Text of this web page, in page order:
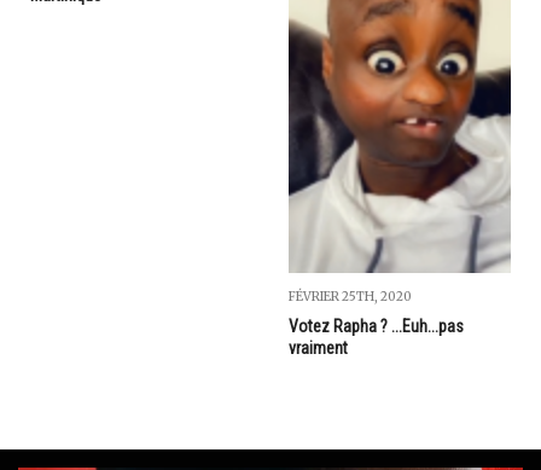
FÉVRIER 25TH, 2020
Votez Rapha ? ...Euh...pas
vraiment